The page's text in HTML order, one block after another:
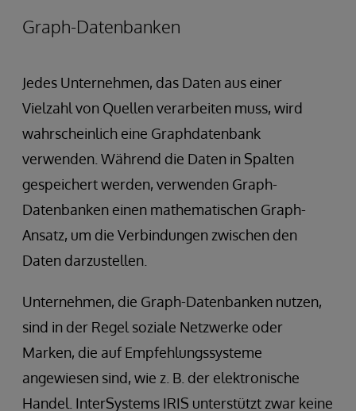
Graph-Datenbanken
Jedes Unternehmen, das Daten aus einer
Vielzahl von Quellen verarbeiten muss, wird
wahrscheinlich eine Graphdatenbank
verwenden. Während die Daten in Spalten
gespeichert werden, verwenden Graph-
Datenbanken einen mathematischen Graph-
Ansatz, um die Verbindungen zwischen den
Daten darzustellen.
Unternehmen, die Graph-Datenbanken nutzen,
sind in der Regel soziale Netzwerke oder
Marken, die auf Empfehlungssysteme
angewiesen sind, wie z. B. der elektronische
Handel. InterSystems IRIS unterstützt zwar keine